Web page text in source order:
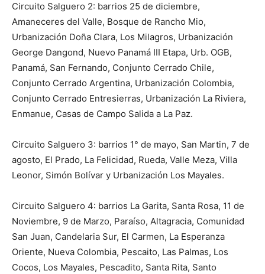
Circuito Salguero 2: barrios 25 de diciembre,
Amaneceres del Valle, Bosque de Rancho Mio,
Urbanización Doña Clara, Los Milagros, Urbanización
George Dangond, Nuevo Panamá III Etapa, Urb. OGB,
Panamá, San Fernando, Conjunto Cerrado Chile,
Conjunto Cerrado Argentina, Urbanización Colombia,
Conjunto Cerrado Entresierras, Urbanización La Riviera,
Enmanue, Casas de Campo Salida a La Paz.
Circuito Salguero 3: barrios 1° de mayo, San Martin, 7 de
agosto, El Prado, La Felicidad, Rueda, Valle Meza, Villa
Leonor, Simón Bolívar y Urbanización Los Mayales.
Circuito Salguero 4: barrios La Garita, Santa Rosa, 11 de
Noviembre, 9 de Marzo, Paraíso, Altagracia, Comunidad
San Juan, Candelaria Sur, El Carmen, La Esperanza
Oriente, Nueva Colombia, Pescaito, Las Palmas, Los
Cocos, Los Mayales, Pescadito, Santa Rita, Santo